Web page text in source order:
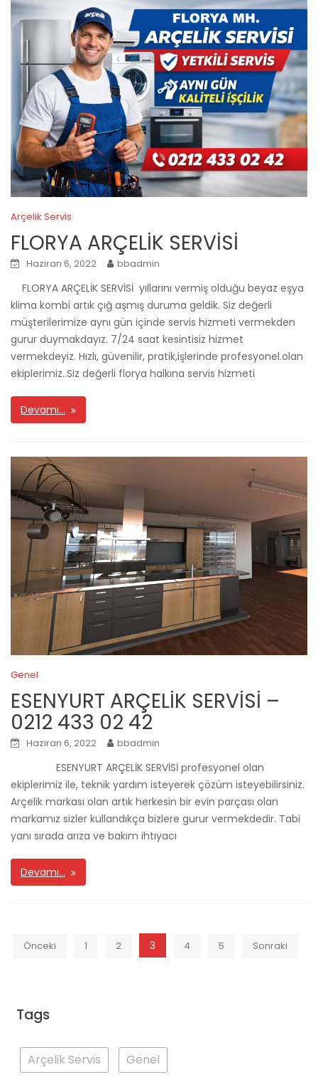
Arçelik Servis
FLORYA ARÇELİK SERVİSİ
Haziran 6, 2022 bbadmin
FLORYA ARÇELİK SERVİSİ yıllarını vermiş olduğu beyaz eşya
klima kombi artık çığ aşmış duruma geldik. Siz değerli
müşterilerimize aynı gün içinde servis hizmeti vermekden
gurur duymakdayız. 7/24 saat kesintisiz hizmet
vermekdeyiz. Hızlı, güvenilir, pratik,işlerinde profesyonel.olan
ekiplerimiz..Siz değerli florya halkına servis hizmeti
Devamı…
Genel
ESENYURT ARÇELİK SERVİSİ –
0212 433 02 42
Haziran 6, 2022 bbadmin
ESENYURT ARÇELİK SERVİSİ profesyonel olan
ekiplerimiz ile, teknik yardım isteyerek çözüm isteyebilirsiniz.
Arçelik markası olan artık herkesin bir evin parçası olan
markamız sizler kullandıkça bizlere gurur vermekdedir. Tabi
yanı sırada arıza ve bakım ihtıyacı
Devamı…
Yazı
sayfalaması
Önceki 1 2 3 4 5 Sonraki
Tags
Arçelik Servis Genel